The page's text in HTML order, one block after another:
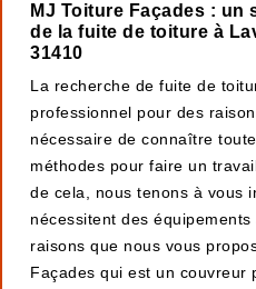
MJ Toiture Façades : un
de la fuite de toiture à
31410
La recherche de fuite de
professionnel pour des
nécessaire de connaître
méthodes pour faire un
de cela, nous tenons à vous
nécessitent des
raisons que nous vous
Façades qui est un couvreur